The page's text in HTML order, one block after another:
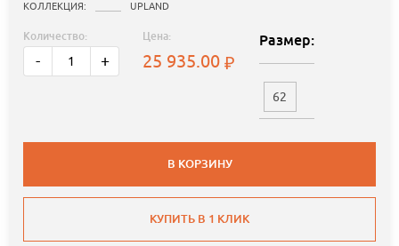
КОЛЛЕКЦИЯ:
UPLAND
Количество:
- +
Цена:
25 935.00
Размер:
62
В КОРЗИНУ
КУПИТЬ В 1 КЛИК